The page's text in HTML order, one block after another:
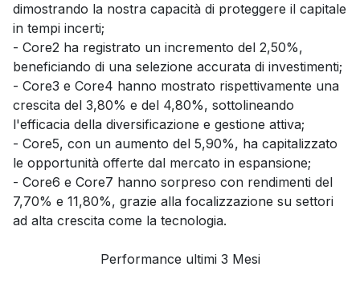
dimostrando la nostra capacità di proteggere il capitale
in tempi incerti;
- Core2 ha registrato un incremento del 2,50%,
beneficiando di una selezione accurata di investimenti;
- Core3 e Core4 hanno mostrato rispettivamente una
crescita del 3,80% e del 4,80%, sottolineando
l'efficacia della diversificazione e gestione attiva;
- Core5, con un aumento del 5,90%, ha capitalizzato
le opportunità offerte dal mercato in espansione;
- Core6 e Core7 hanno sorpreso con rendimenti del
7,70% e 11,80%, grazie alla focalizzazione su settori
ad alta crescita come la tecnologia.
Performance ultimi 3 Mesi